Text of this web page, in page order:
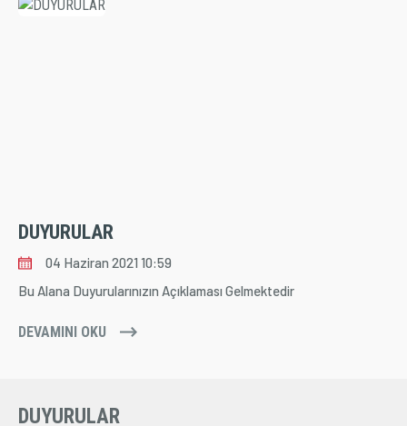
DUYURULAR
04 Haziran 2021 10:59
Bu Alana Duyurularınızın Açıklaması Gelmektedir
DEVAMINI OKU
DUYURULAR